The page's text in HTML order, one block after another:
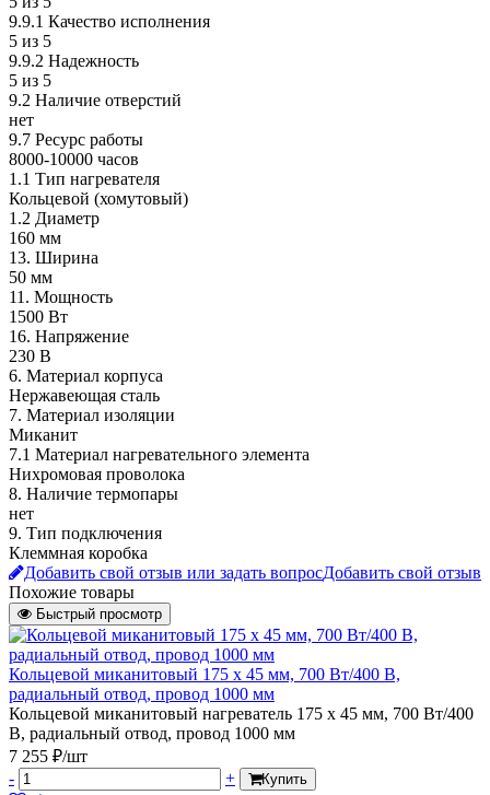
9.9.1 Качество исполнения
5 из 5
9.9.2 Надежность
5 из 5
9.2 Наличие отверстий
нет
9.7 Ресурс работы
8000-10000 часов
1.1 Тип нагревателя
Кольцевой (хомутовый)
1.2 Диаметр
160 мм
13. Ширина
50 мм
11. Мощность
1500 Вт
16. Напряжение
230 В
6. Материал корпуса
Нержавеющая сталь
7. Материал изоляции
Миканит
7.1 Материал нагревательного элемента
Нихромовая проволока
8. Наличие термопары
нет
9. Тип подключения
Клеммная коробка
Добавить свой отзыв или задать вопросДобавить свой отзыв
Похожие товары
Быстрый просмотр
Кольцевой миканитовый 175 х 45 мм, 700 Вт/400 В,
радиальный отвод, провод 1000 мм
Кольцевой миканитовый нагреватель 175 х 45 мм, 700 Вт/400
В, радиальный отвод, провод 1000 мм
7 255 ₽/шт
-
+ Купить